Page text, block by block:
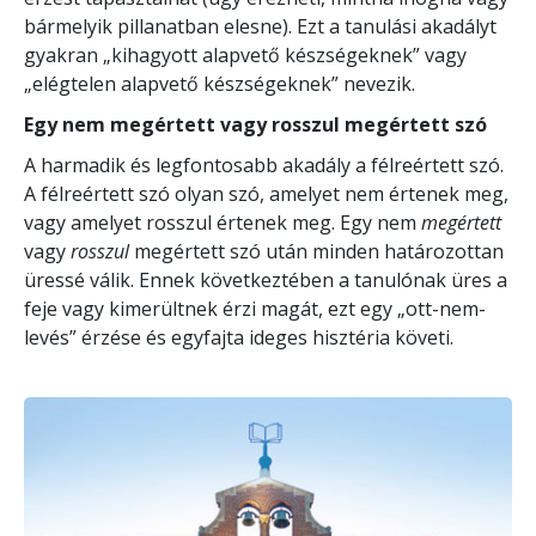
bármelyik pillanatban elesne). Ezt a tanulási akadályt
gyakran „kihagyott alapvető készségeknek” vagy
„elégtelen alapvető készségeknek” nevezik.
Egy nem megértett vagy rosszul megértett szó
A harmadik és legfontosabb akadály a félreértett szó.
A félreértett szó olyan szó, amelyet nem értenek meg,
vagy amelyet rosszul értenek meg. Egy nem megértett
vagyrosszulmegértett szó után minden határozottan
üressé válik. Ennek következtében a tanulónak üres a
feje vagy kimerültnek érzi magát, ezt egy „ott-nem-
levés” érzése és egyfajta ideges hisztéria követi.